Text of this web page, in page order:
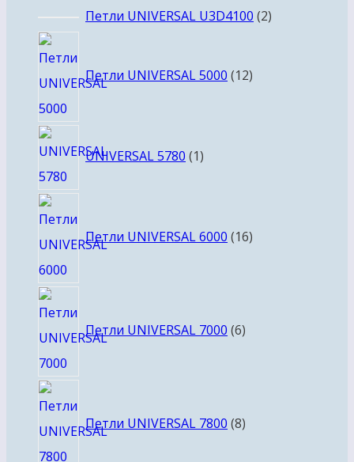
Петли UNIVERSAL U3D4100 22
Петли UNIVERSAL 5000 12товаров
UNIVERSAL 5780 1товар
Петли UNIVERSAL 6000 16товаров
Петли UNIVERSAL 7000 6товаров
Петли UNIVERSAL 7800 8товаров